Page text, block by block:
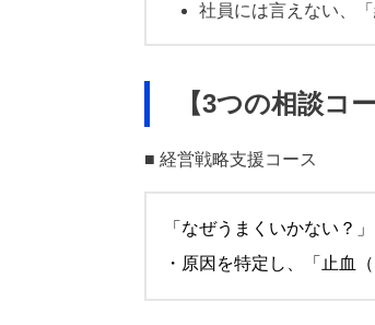
社員には言えない、
【3つの相談コー
■ 経営戦略支援コース
「なぜうまくいかない？
・原因を特定し、「止血